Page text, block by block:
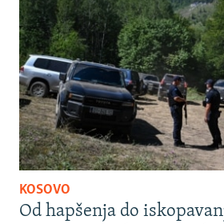
KOSOVO
Od hapšenja do